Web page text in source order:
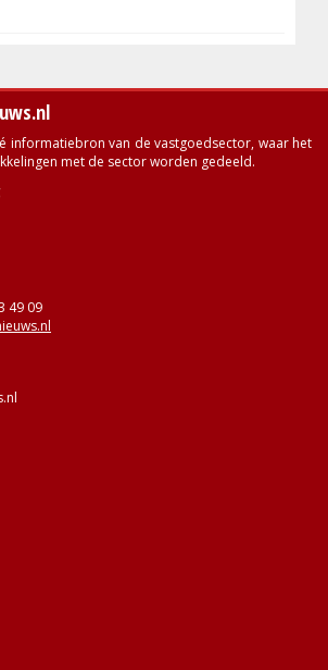
informatiebron van de vastgoedsector, waar het
met de sector worden gedeeld.
49 09